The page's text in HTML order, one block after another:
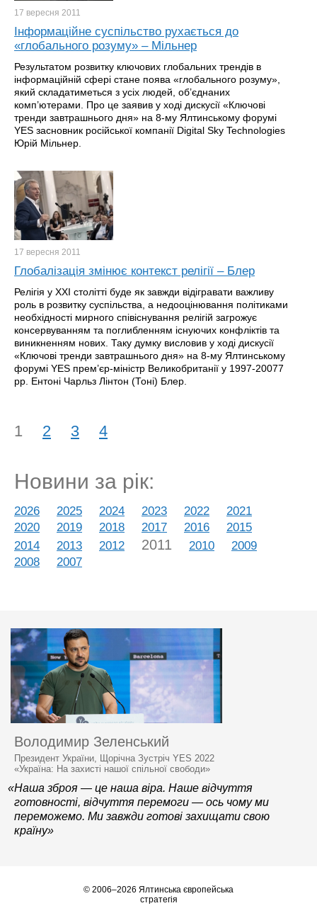
17 вересня 2011
Інформаційне суспільство рухається до
«глобального розуму» – Мільнер
Результатом розвитку ключових глобальних трендів в
інформаційній сфері стане поява «глобального розуму»,
який складатиметься з усіх людей, об’єднаних
комп’ютерами. Про це заявив у ході дискусії «Ключові
тренди завтрашнього дня» на 8-му Ялтинському форумі
YES засновник російської компанії Digital Sky Technologies
Юрій Мільнер.
17 вересня 2011
Глобалізація змінює контекст релігії – Блер
Релігія у XXI столітті буде як завжди відігравати важливу
роль в розвитку суспільства, а недооцінювання політиками
необхідності мирного співіснування релігій загрожує
консервуванням та поглибленням існуючих конфліктів та
виникненням нових. Таку думку висловив у ході дискусії
«Ключові тренди завтрашнього дня» на 8-му Ялтинському
форумі YES прем’єр-міністр Великобританії у 1997-20077
рр. Ентоні Чарльз Лінтон (Тоні) Блер.
1 2 3 4
Новини за рік:
2026 2025 2024 2023 2022
2021
2020
2019 2018 2017 2016
2015
2014
2013 2012 2011 2010
2009
2008
2007
Володимир Зеленський
Президент України, Щорічна Зустріч YES 2022
«Україна: На захисті нашої спільної свободи»
«Наша зброя — це наша віра. Наше відчуття
готовності, відчуття перемоги — ось чому ми
переможемо. Ми завжди готові захищати свою
країну»
© 2006–2026 Ялтинська європейська
стратегія